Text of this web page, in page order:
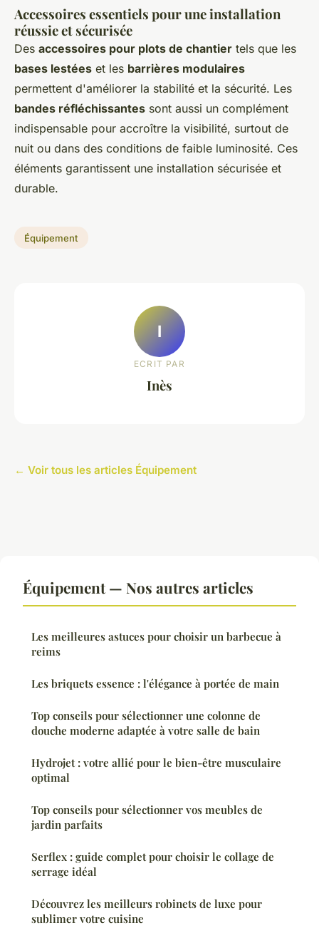
Accessoires essentiels pour une installation
réussie et sécurisée
Des accessoires pour plots de chantier tels que les
bases lestées et les barrières modulaires
permettent d'améliorer la stabilité et la sécurité. Les
bandes réfléchissantes sont aussi un complément
indispensable pour accroître la visibilité, surtout de
nuit ou dans des conditions de faible luminosité. Ces
éléments garantissent une installation sécurisée et
durable.
Équipement
I
ECRIT PAR
Inès
← Voir tous les articles Équipement
Équipement — Nos autres articles
Les meilleures astuces pour choisir un barbecue à
reims
Les briquets essence : l'élégance à portée de main
Top conseils pour sélectionner une colonne de
douche moderne adaptée à votre salle de bain
Hydrojet : votre allié pour le bien-être musculaire
optimal
Top conseils pour sélectionner vos meubles de
jardin parfaits
Serflex : guide complet pour choisir le collage de
serrage idéal
Découvrez les meilleurs robinets de luxe pour
sublimer votre cuisine